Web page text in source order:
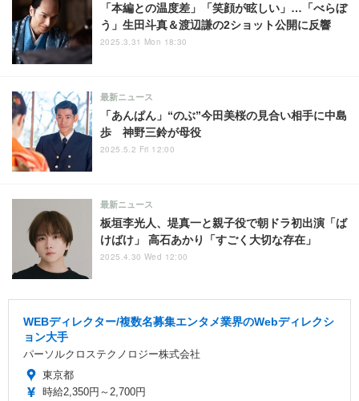
「本編との温度差」「笑顔が眩しい」…「べらぼ
う」生田斗真＆渡辺謙の2ショット公開に反響
2025.3.31 Mon 18:30
「あんぱん」“のぶ”今田美桜の見合い相手に中島
歩 神野三鈴が母役
最新ニュース
2025.5.2 Fri 12:00
板垣李光人、堤真一と親子役で朝ドラ初出演「ば
けばけ」 高石あかり「すごく大切な存在」
最新ニュース
2025.4.30 Wed 12:00
WEBディレクター/複数名募集エンタメ業界のWebディレクシ
ョン大手
パーソルクロステクノロジー株式会社
東京都
時給2,350円～2,700円